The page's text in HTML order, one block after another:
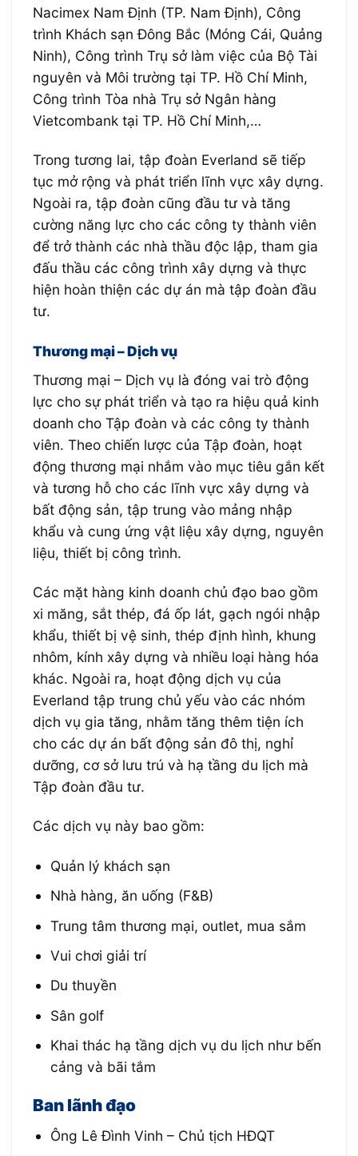
Nacimex Nam Định (TP. Nam Định), Công
trình Khách sạn Đông Bắc (Móng Cái, Quảng
Ninh), Công trình Trụ sở làm việc của Bộ Tài
nguyên và Môi trường tại TP. Hồ Chí Minh,
Công trình Tòa nhà Trụ sở Ngân hàng
Vietcombank tại TP. Hồ Chí Minh,…
Trong tương lai, tập đoàn Everland sẽ tiếp
tục mở rộng và phát triển lĩnh vực xây dựng.
Ngoài ra, tập đoàn cũng đầu tư và tăng
cường năng lực cho các công ty thành viên
để trở thành các nhà thầu độc lập, tham gia
đấu thầu các công trình xây dựng và thực
hiện hoàn thiện các dự án mà tập đoàn đầu
tư.
Thương mại – Dịch vụ
Thương mại – Dịch vụ là đóng vai trò động
lực cho sự phát triển và tạo ra hiệu quả kinh
doanh cho Tập đoàn và các công ty thành
viên. Theo chiến lược của Tập đoàn, hoạt
động thương mại nhắm vào mục tiêu gắn kết
và tương hỗ cho các lĩnh vực xây dựng và
bất động sản, tập trung vào mảng nhập
khẩu và cung ứng vật liệu xây dựng, nguyên
liệu, thiết bị công trình.
Các mặt hàng kinh doanh chủ đạo bao gồm
xi măng, sắt thép, đá ốp lát, gạch ngói nhập
khẩu, thiết bị vệ sinh, thép định hình, khung
nhôm, kính xây dựng và nhiều loại hàng hóa
khác. Ngoài ra, hoạt động dịch vụ của
Everland tập trung chủ yếu vào các nhóm
dịch vụ gia tăng, nhằm tăng thêm tiện ích
cho các dự án bất động sản đô thị, nghỉ
dưỡng, cơ sở lưu trú và hạ tầng du lịch mà
Tập đoàn đầu tư.
Các dịch vụ này bao gồm:
Quản lý khách sạn
Nhà hàng, ăn uống (F&B)
Trung tâm thương mại, outlet, mua sắm
Vui chơi giải trí
Du thuyền
Sân golf
Khai thác hạ tầng dịch vụ du lịch như bến
cảng và bãi tắm
Ban lãnh đạo
Ông Lê Đình Vinh – Chủ tịch HĐQT